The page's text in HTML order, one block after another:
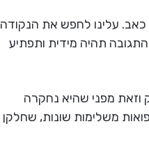
כאב. עלינו לחפש את הנקודה
התגובה תהיה מידית ותפתיע
וזאת מפני שהיא נחקרה
משלימות שונות, שחלקן